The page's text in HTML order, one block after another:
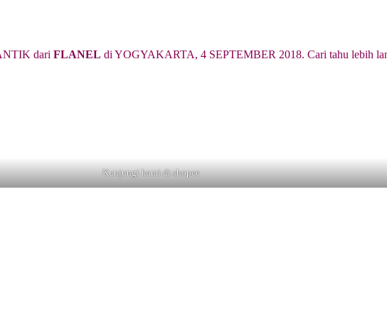
dari FLANEL di YOGYAKARTA, 4 SEPTEMBER 2018. Cari tahu lebih
Kunjungi kami di shopee